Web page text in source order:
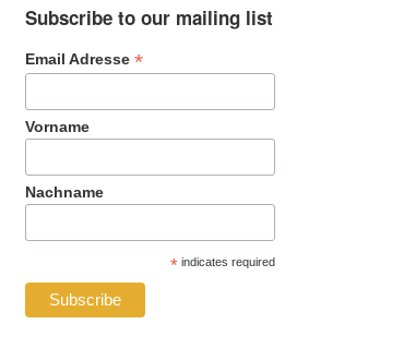
Subscribe to our mailing list
Email Adresse *
Vorname
Nachname
* indicates required